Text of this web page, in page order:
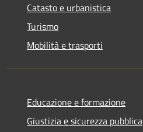
Catasto e urbanistica
Turismo
Mobilità e trasporti
Educazione e formazione
Giustizia e sicurezza pubblica